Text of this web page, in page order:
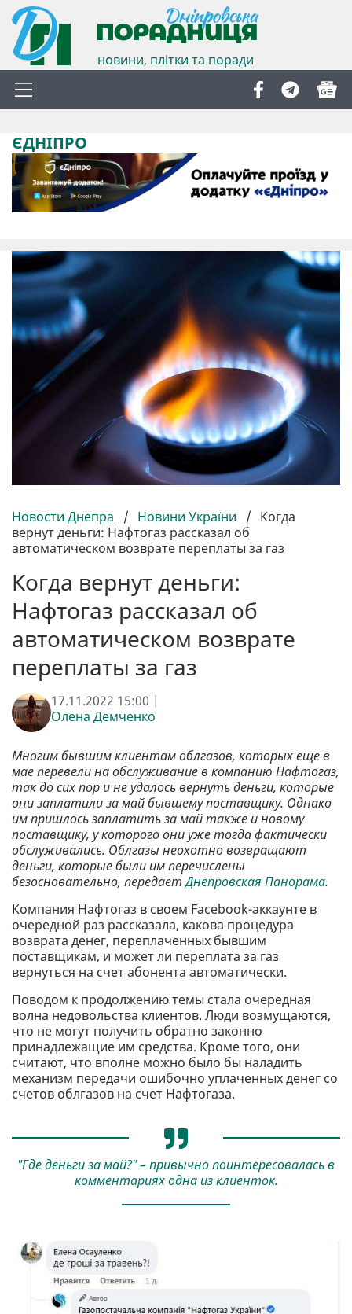
новини, плітки та поради
ЄДНІПРО
Новости Днепра / Новини України / Когда
вернут деньги: Нафтогаз рассказал об
автоматическом возврате переплаты за газ
Когда вернут деньги:
Нафтогаз рассказал об
автоматическом возврате
переплаты за газ
17.11.2022 15:00 |
Олена Демченко
Многим бывшим клиентам облгазов, которых еще в
мае перевели на обслуживание в компанию Нафтогаз,
так до сих пор и не удалось вернуть деньги, которые
они заплатили за май бывшему поставщику. Однако
им пришлось заплатить за май также и новому
поставщику, у которого они уже тогда фактически
обслуживались. Облгазы неохотно возвращают
деньги, которые были им перечислены
безосновательно, передаетДнепровская Панорама.
Компания Нафтогаз в своем Facebook-аккаунте в
очередной раз рассказала, какова процедура
возврата денег, переплаченных бывшим
поставщикам, и может ли переплата за газ
вернуться на счет абонента автоматически.
Поводом к продолжению темы стала очередная
волна недовольства клиентов. Люди возмущаются,
что не могут получить обратно законно
принадлежащие им средства. Кроме того, они
считают, что вполне можно было бы наладить
механизм передачи ошибочно уплаченных денег со
счетов облгазов на счет Нафтогаза.
"Где деньги за май?" – привычно поинтересовалась в
комментариях одна из клиенток.